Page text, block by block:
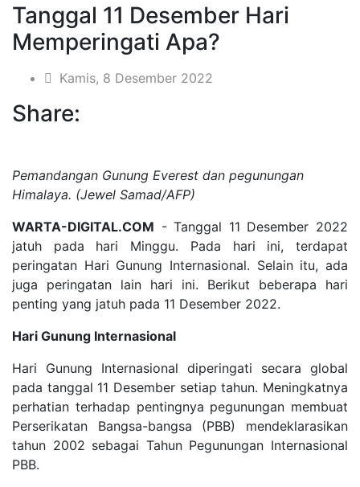
Tanggal 11 Desember Hari
Memperingati Apa?
Kamis, 8 Desember 2022
Share:
Pemandangan Gunung Everest dan pegunungan
Himalaya. (Jewel Samad/AFP)
WARTA-DIGITAL.COM - Tanggal 11 Desember 2022
jatuh pada hari Minggu. Pada hari ini, terdapat
peringatan Hari Gunung Internasional. Selain itu, ada
juga peringatan lain hari ini. Berikut beberapa hari
penting yang jatuh pada 11 Desember 2022.
Hari Gunung Internasional
Hari Gunung Internasional diperingati secara global
pada tanggal 11 Desember setiap tahun. Meningkatnya
perhatian terhadap pentingnya pegunungan membuat
Perserikatan Bangsa-bangsa (PBB) mendeklarasikan
tahun 2002 sebagai Tahun Pegunungan Internasional
PBB.